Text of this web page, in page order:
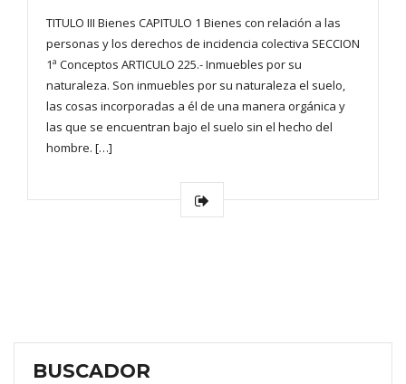
TITULO III Bienes CAPITULO 1 Bienes con relación a las
personas y los derechos de incidencia colectiva SECCION
1ª Conceptos ARTICULO 225.- Inmuebles por su
naturaleza. Son inmuebles por su naturaleza el suelo,
las cosas incorporadas a él de una manera orgánica y
las que se encuentran bajo el suelo sin el hecho del
hombre. […]
BUSCADOR